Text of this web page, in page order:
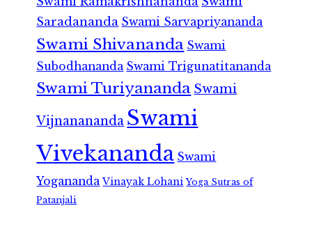
Saradananda Swami Sarvapriyananda
Swami Shivananda Swami
Subodhananda Swami Trigunatitananda
Swami Turiyananda Swami
Vijnanananda Swami
Vivekananda Swami
Yogananda Vinayak Lohani Yoga Sutras of
Patanjali